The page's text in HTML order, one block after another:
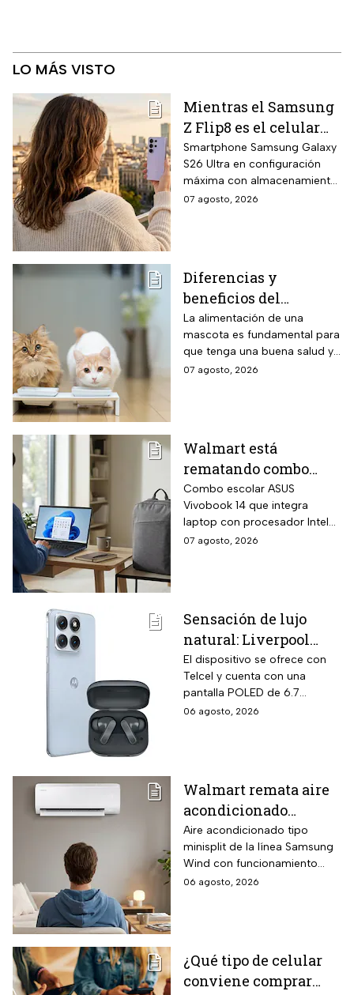
LO MÁS VISTO
Mientras el Samsung
Z Flip8 es el celular
más esperado,
Walmart está
rematando el Galaxy
S26 Ultra de 1TB a
Smartphone Samsung Galaxy
S26 Ultra en configuración
máxima con almacenamiento
UFS 4.1 de 1 terabyte, memoria
megapíxeles con nueva lente
f/1.4 un 47 por ciento más
luminosa que la generación
anterior.
07 agosto, 2026
Diferencias y
beneficios del
alimento húmedo y
seco para gato
La alimentación de una
mascota es fundamental para
que tenga una buena salud y
si tienes gato, te decimos los
07 agosto, 2026
Walmart está
rematando combo
para regreso a clases
con laptop ASUS
Vivobook de 256GB y
14 pulgadas + mochila
Combo escolar ASUS
Vivobook 14 que integra
laptop con procesador Intel
Core i3-1315U de 6 núcleos
pulgadas y mochila ASUS
incluida en el mismo
empaque oficial.
07 agosto, 2026
Sensación de lujo
natural: Liverpool
remata el Motorola
Edge 70 Fusion de
256GB de
almacenamiento,
El dispositivo se ofrece con
Telcel y cuenta con una
pantalla POLED de 6.7
pulgadas y funciones
06 agosto, 2026
Walmart remata aire
acondicionado
Samsung Wind
Inverter frío y calor 1
tonelada con WiFi y
$3,500 de descuento
Aire acondicionado tipo
minisplit de la línea Samsung
Wind con funcionamiento
bidireccional frío y calor
capacidad de gestión
mediante inteligencia artificial
06 agosto, 2026
¿Qué tipo de celular
conviene comprar